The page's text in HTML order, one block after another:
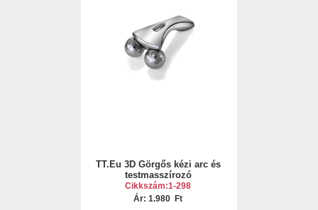
TT.Eu 3D Görgős kézi arc és
testmasszírozó
Cikkszám:1-298
Ár: 1.980 Ft